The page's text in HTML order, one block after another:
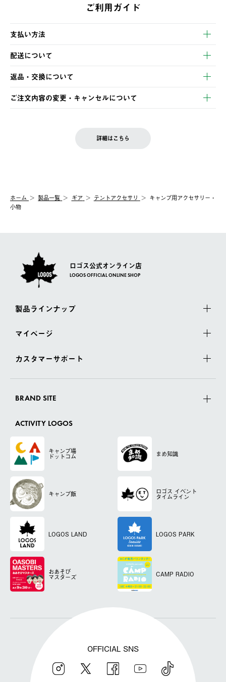
ご利用ガイド
支払い方法
以下のいずれかの方法でお支払いいただけます。
・クレジットカード決済
・コンビニ決済
・Pay-easy決済
配送について
【発送スケジュール】
ご注文・ご入金完了より2営業日以内に商品を発送いたします。
土日祝の発送はございませんので、木曜日以降のご注文は週明け
の発送となる場合がございます。
【配送業者】
佐川急便にて配送されます。
返品・交換について
※お客様都合の場合
お客様都合の返品にかかる送料は、お客様ご負担とさせていただ
一度お手元の商品を返品いただき、ご希望商品を再注文してくだ
ご注文内容の変更・キャンセルについて
LOGOS FAMILY会員の方は、会員マイページ内 購入履歴画面に
詳細はこちら
ホーム 製品一覧 ギア テントアクセサリ
キャンプ用アクセサリー・
小物
ロゴス公式オンライン店
LOGOS OFFICIAL ONLINE SHOP
製品ラインナップ
マイページ
カスタマーサポート
BRAND SITE
ACTIVITY LOGOS
キャンプ場
ドットコム まめ知識
キャンプ飯 ロゴス イベント
タイムライン
LOGOS LAND LOGOS PARK
おあそび
マスターズ CAMP RADIO
OFFICIAL SNS